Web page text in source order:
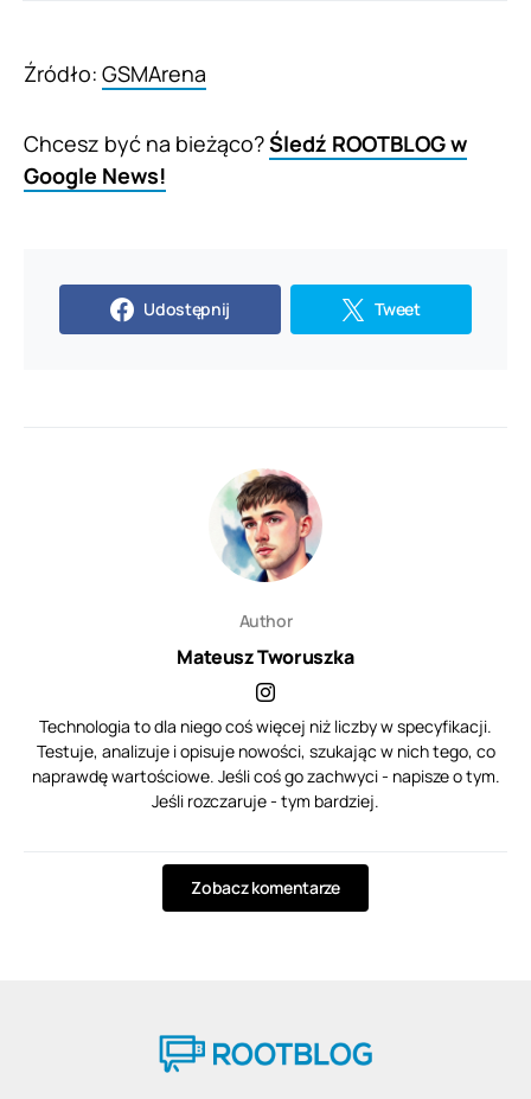
Źródło: GSMArena
Chcesz być na bieżąco?Śledź ROOTBLOG w
Google News!
Udostępnij Tweet
Author
Mateusz Tworuszka
Technologia to dla niego coś więcej niż liczby w specyfikacji.
Testuje, analizuje i opisuje nowości, szukając w nich tego, co
naprawdę wartościowe. Jeśli coś go zachwyci - napisze o tym.
Jeśli rozczaruje - tym bardziej.
Zobacz komentarze